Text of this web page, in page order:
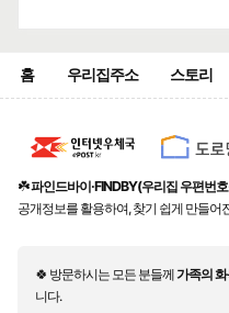
홈 우리집주소 스토리
☘️파인드바이·FINDBY(우리집 우편번
공개정보를 활용하여, 찾기 쉽게 만들어
🍀 방문하시는 모든 분들께가족의
니다.